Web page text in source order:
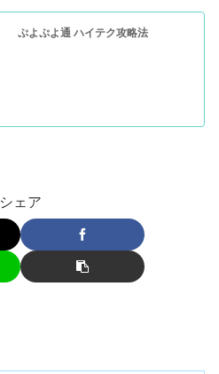
ぷよぷよ通 ハイテク攻略法
シェア